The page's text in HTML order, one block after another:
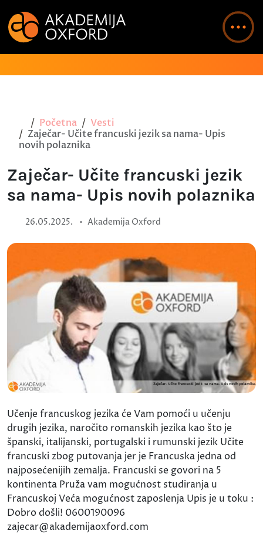
Početna
Vesti
Zaječar- Učite francuski jezik sa nama- Upis
novih polaznika
Zaječar- Učite francuski jezik
sa nama- Upis novih polaznika
26.05.2025. • Akademija Oxford
Učenje francuskog jezika će Vam pomoći u učenju
drugih jezika, naročito romanskih jezika kao što je
španski, italijanski, portugalski i rumunski jezik Učite
francuski zbog putovanja jer je Francuska jedna od
najposećenijih zemalja. Francuski se govori na 5
kontinenta Pruža vam mogućnost studiranja u
Francuskoj Veća mogućnost zaposlenja Upis je u toku :
Dobro došli! 0600190096
zajecar@akademijaoxford.com